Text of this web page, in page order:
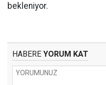
bekleniyor.
HABERE YORUM KAT